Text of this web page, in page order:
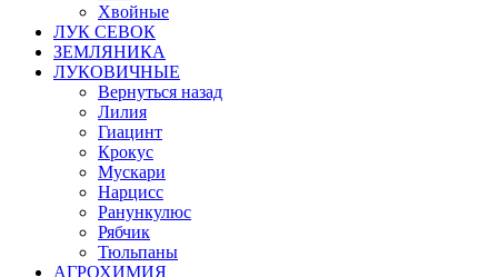
Хвойные
ЛУК СЕВОК
ЗЕМЛЯНИКА
ЛУКОВИЧНЫЕ
Вернуться назад
Лилия
Гиацинт
Крокус
Мускари
Нарцисс
Ранункулюс
Рябчик
Тюльпаны
АГРОХИМИЯ